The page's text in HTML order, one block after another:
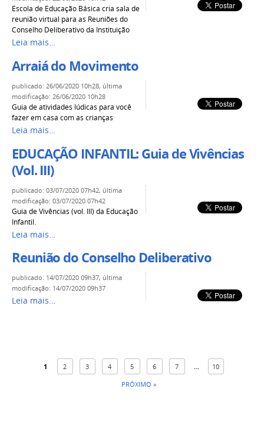
Escola de Educação Básica cria sala de
reunião virtual para as Reuniões do
Conselho Deliberativo da Instituição
Leia mais…
Arraiá do Movimento
publicado: 26/06/2020 10h28, última
modificação: 26/06/2020 10h28
Guia de atividades lúdicas para você
fazer em casa com as crianças
Leia mais…
EDUCAÇÃO INFANTIL: Guia de Vivências
(Vol. III)
publicado: 03/07/2020 07h42, última
modificação: 03/07/2020 07h42
Guia de Vivências (vol. III) da Educação
Infantil.
Leia mais…
Reunião do Conselho Deliberativo
publicado: 14/07/2020 09h37, última
modificação: 14/07/2020 09h37
Leia mais…
1 2 3 4 5 6 7
10
PRÓXIMO »